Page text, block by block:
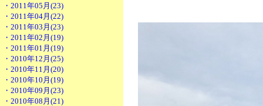
・2011年05月(23)
・2011年04月(22)
・2011年03月(23)
・2011年02月(19)
・2011年01月(19)
・2010年12月(25)
・2010年11月(20)
・2010年10月(19)
・2010年09月(23)
・2010年08月(21)